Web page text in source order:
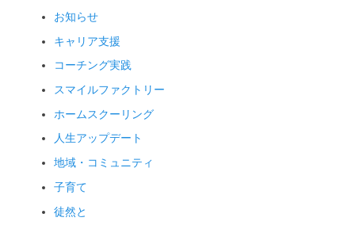
お知らせ
キャリア支援
コーチング実践
スマイルファクトリー
ホームスクーリング
人生アップデート
地域・コミュニティ
子育て
徒然と